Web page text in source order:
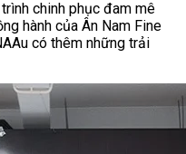
chinh phục đam mê
hành của Ân Nam Fine
có thêm những trải